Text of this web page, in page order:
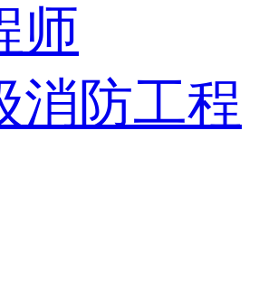
师
消防工程